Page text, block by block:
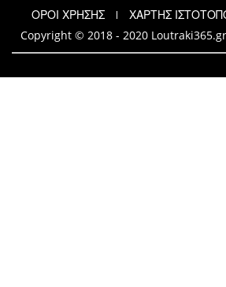
ΟΡΟΙ ΧΡΗΣΗΣ
ΧΑΡΤΗΣ
Copyright © 2018 - 2020